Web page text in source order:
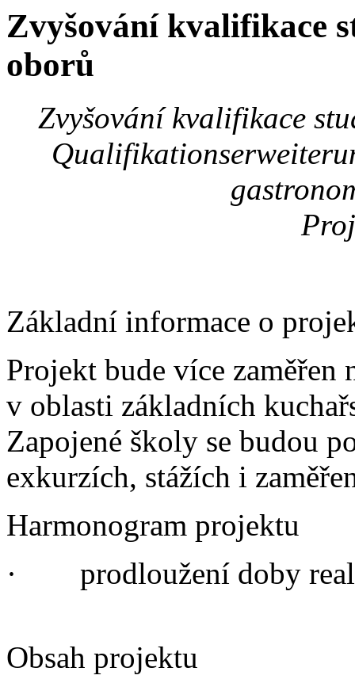
Zvyšování kvalifikace
oborů
Zvyšování kvalifikace
Základní informace o
Projekt bude více zaměřen
v oblasti základních
Zapojené školy se budou
exkurzích, stážích i
Harmonogram projektu
· prodloužení doby
Obsah projektu